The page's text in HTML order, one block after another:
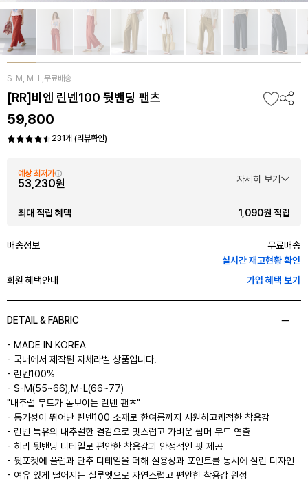
S-M, M-L,무료배송
[RR]비엔 린넨100 뒷밴딩 팬츠
59,800
231개 (리뷰확인)
예상 최저가
53,230원 자세히 보기
최대 적립 혜택 1,090원 적립
배송정보
무료배송
실시간 재고현황 확인
회원 혜택안내
가입 혜택 보기
DETAIL & FABRIC
- MADE IN KOREA
- 국내에서 제작된 자체라벨 상품입니다.
- 린넨100%
- S-M(55~66),M-L(66~77)
"내추럴 무드가 돋보이는 린넨 팬츠"
- 통기성이 뛰어난 린넨100 소재로 한여름까지 시원하고쾌적한 착용감
- 린넨 특유의 내추럴한 결감으로 멋스럽고 가벼운 썸머 무드 연출
- 허리 뒷밴딩 디테일로 편안한 착용감과 안정적인 핏 제공
- 뒷포켓에 플랩과 단추 디테일을 더해 실용성과 포인트를 동시에 살린 디자인
- 여유 있게 떨어지는 실루엣으로 자연스럽고 편안한 착용감 완성